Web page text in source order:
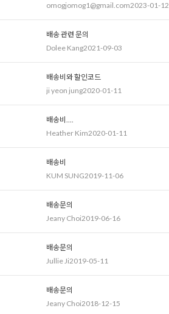
omogjomog1@gmail.com2023-01-12
배송 관련 문의
Dolee Kang2021-09-03
배송비와 할인코드
ji yeon jung2020-01-11
배송비....
Heather Kim2020-01-11
배송비
KUM SUNG2019-11-06
배송문의
Jeany Choi2019-06-16
배송문의
Jullie Ji2019-05-11
배송문의
Jeany Choi2018-12-15